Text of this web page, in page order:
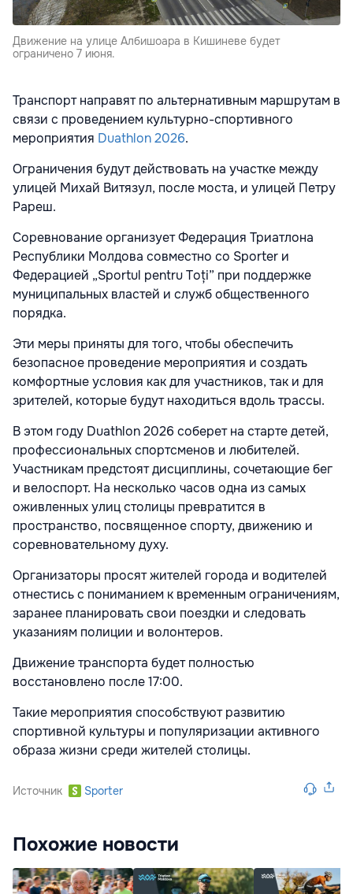
Движение на улице Албишоара в Кишиневе будет
ограничено 7 июня.
Транспорт направят по альтернативным маршрутам в
связи с проведением культурно-спортивного
мероприятия Duathlon 2026.
Ограничения будут действовать на участке между
улицей Михай Витязул, после моста, и улицей Петру
Рареш.
Соревнование организует Федерация Триатлона
Республики Молдова совместно со Sporter и
Федерацией „Sportul pentru Toți” при поддержке
муниципальных властей и служб общественного
порядка.
Эти меры приняты для того, чтобы обеспечить
безопасное проведение мероприятия и создать
комфортные условия как для участников, так и для
зрителей, которые будут находиться вдоль трассы.
В этом году Duathlon 2026 соберет на старте детей,
профессиональных спортсменов и любителей.
Участникам предстоят дисциплины, сочетающие бег
и велоспорт. На несколько часов одна из самых
оживленных улиц столицы превратится в
пространство, посвященное спорту, движению и
соревновательному духу.
Организаторы просят жителей города и водителей
отнестись с пониманием к временным ограничениям,
заранее планировать свои поездки и следовать
указаниям полиции и волонтеров.
Движение транспорта будет полностью
восстановлено после 17:00.
Такие мероприятия способствуют развитию
спортивной культуры и популяризации активного
образа жизни среди жителей столицы.
Источник Sporter
Похожие новости